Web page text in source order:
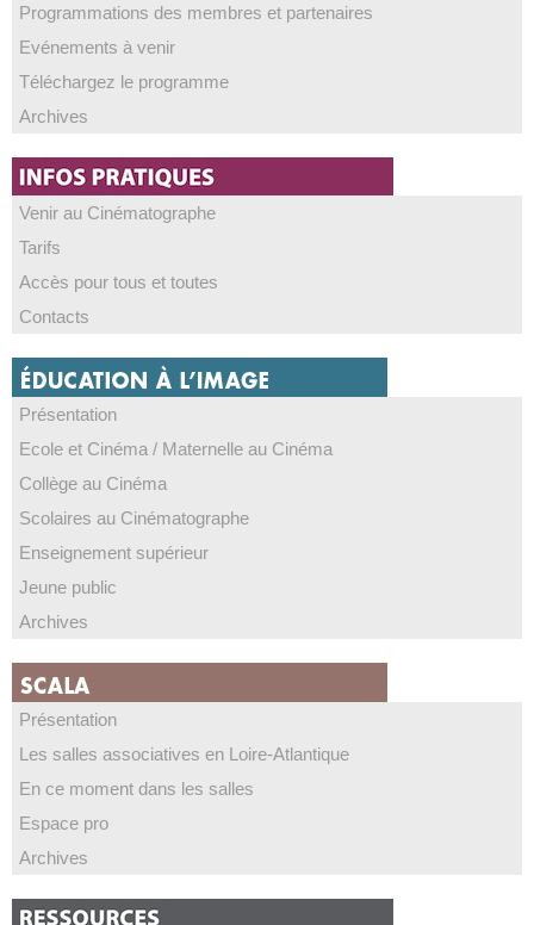
Programmations des membres et partenaires
Evénements à venir
Téléchargez le programme
Archives
Venir au Cinématographe
Tarifs
Accès pour tous et toutes
Contacts
Présentation
Ecole et Cinéma / Maternelle au Cinéma
Collège au Cinéma
Scolaires au Cinématographe
Enseignement supérieur
Jeune public
Archives
Présentation
Les salles associatives en Loire-Atlantique
En ce moment dans les salles
Espace pro
Archives